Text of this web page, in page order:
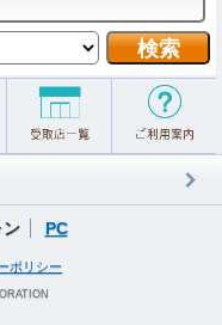
ン PC
ポリシー